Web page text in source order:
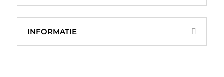
INFORMATIE